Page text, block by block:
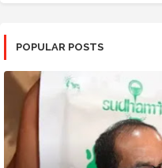
POPULAR POSTS